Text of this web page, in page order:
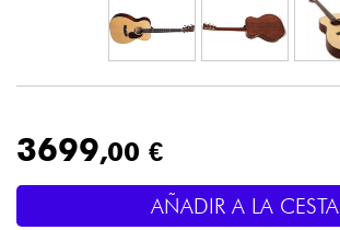
Luces
Batería y percusión
3699,00 €
AÑADIR A LA CESTA